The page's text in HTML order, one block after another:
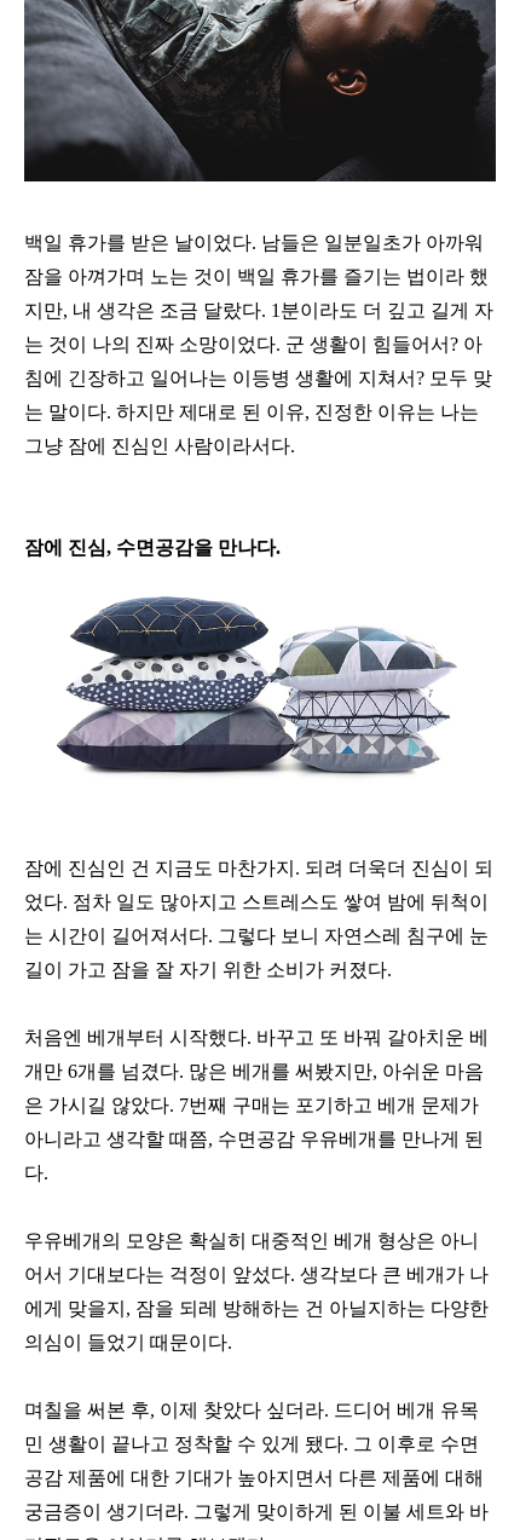
백일 휴가를 받은 날이었다. 남들은 일분일초가 아까워
잠을 아껴가며 노는 것이 백일 휴가를 즐기는 법이라 했
지만, 내 생각은 조금 달랐다. 1분이라도 더 깊고 길게 자
는 것이 나의 진짜 소망이었다. 군 생활이 힘들어서? 아
침에 긴장하고 일어나는 이등병 생활에 지쳐서? 모두 맞
는 말이다. 하지만 제대로 된 이유, 진정한 이유는 나는
그냥 잠에 진심인 사람이라서다.
잠에 진심, 수면공감을 만나다.
잠에 진심인 건 지금도 마찬가지. 되려 더욱더 진심이 되
었다. 점차 일도 많아지고 스트레스도 쌓여 밤에 뒤척이
는 시간이 길어져서다. 그렇다 보니 자연스레 침구에 눈
길이 가고 잠을 잘 자기 위한 소비가 커졌다.
처음엔 베개부터 시작했다. 바꾸고 또 바꿔 갈아치운 베
개만 6개를 넘겼다. 많은 베개를 써봤지만, 아쉬운 마음
은 가시길 않았다. 7번째 구매는 포기하고 베개 문제가
아니라고 생각할 때쯤, 수면공감 우유베개를 만나게 된
다.
우유베개의 모양은 확실히 대중적인 베개 형상은 아니
어서 기대보다는 걱정이 앞섰다. 생각보다 큰 베개가 나
에게 맞을지, 잠을 되레 방해하는 건 아닐지하는 다양한
의심이 들었기 때문이다.
며칠을 써본 후, 이제 찾았다 싶더라. 드디어 베개 유목
민 생활이 끝나고 정착할 수 있게 됐다. 그 이후로 수면
공감 제품에 대한 기대가 높아지면서 다른 제품에 대해
궁금증이 생기더라. 그렇게 맞이하게 된 이불 세트와 바